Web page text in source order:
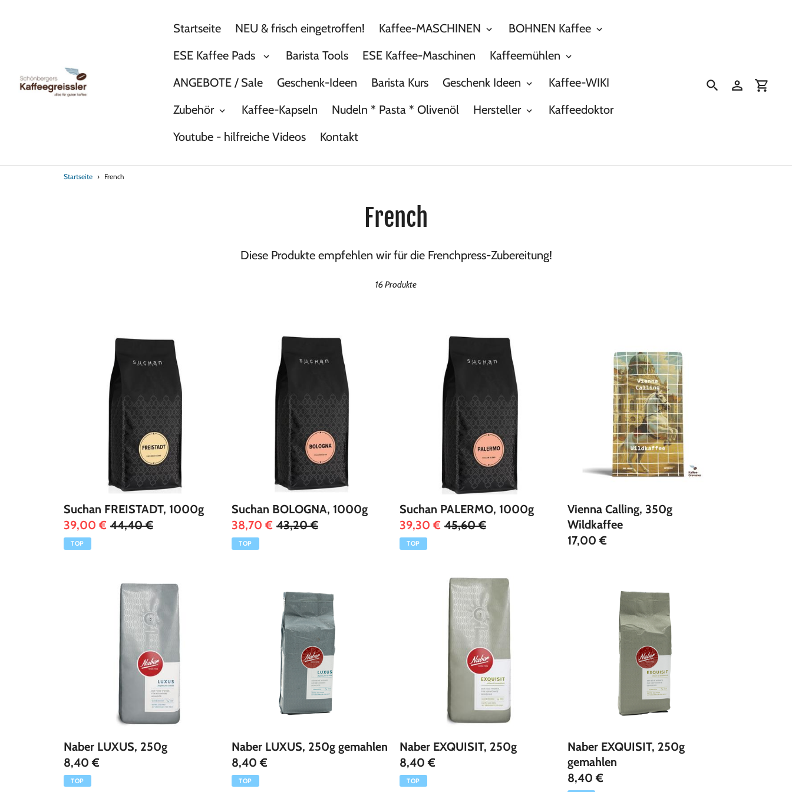
Startseite NEU & frisch eingetroffen! Kaffee-MASCHINEN
BOHNEN Kaffee
ESE Kaffee Pads
Barista Tools ESE Kaffee-Maschinen
Kaffeemühlen
ANGEBOTE / Sale
Geschenk-Ideen Barista Kurs Geschenk Ideen
Kaffee-WIKI
Zubehör
Kaffee-Kapseln Nudeln * Pasta * Olivenöl Hersteller
Kaffeedoktor
Youtube - hilfreiche Videos
Kontakt
SuchenEinloggen
Startseite › French
S
a
m
French
Diese Produkte empfehlen wir für die Frenchpress-Zubereitung!
16 Produkte
Suchan FREISTADT, 1000g
39,00 € 44,40 €
TOP
Suchan BOLOGNA, 1000g
38,70 € 43,20 €
TOP
Suchan PALERMO, 1000g
39,30 € 45,60 €
TOP
Vienna Calling, 350g
Wildkaffee
17,00 €
Naber LUXUS, 250g
8,40 €
TOP
Naber LUXUS, 250g gemahlen
8,40 €
TOP
Naber EXQUISIT, 250g
8,40 €
TOP
Naber EXQUISIT, 250g
gemahlen
8,40 €